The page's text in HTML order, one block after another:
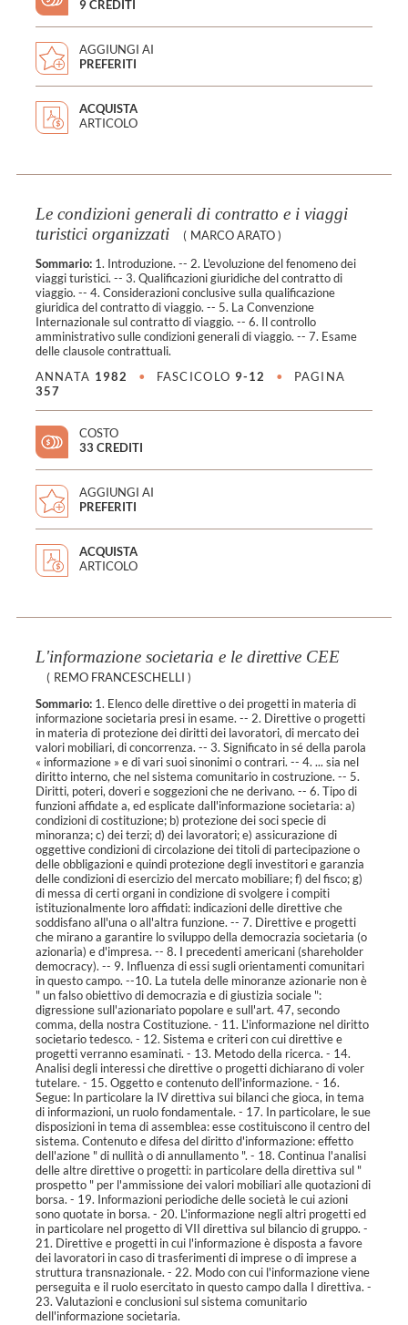
9 CREDITI
AGGIUNGI AI
PREFERITI
ACQUISTA
ARTICOLO
Le condizioni generali di contratto e i viaggi
turistici organizzati
( MARCO ARATO )
Sommario:1. Introduzione. -- 2. L'evoluzione del fenomeno dei
viaggi turistici. -- 3. Qualificazioni giuridiche del contratto di
viaggio. -- 4. Considerazioni conclusive sulla qualificazione
giuridica del contratto di viaggio. -- 5. La Convenzione
Internazionale sul contratto di viaggio. -- 6. Il controllo
amministrativo sulle condizioni generali di viaggio. -- 7. Esame
delle clausole contrattuali.
ANNATA 1982 • FASCICOLO 9-12 •
PAGINA
357
COSTO
33 CREDITI
AGGIUNGI AI
PREFERITI
ACQUISTA
ARTICOLO
L'informazione societaria e le direttive CEE
( REMO FRANCESCHELLI )
Sommario:1. Elenco delle direttive o dei progetti in materia di
informazione societaria presi in esame. -- 2. Direttive o progetti
in materia di protezione dei diritti dei lavoratori, di mercato dei
valori mobiliari, di concorrenza. -- 3. Significato in sé della parola
« informazione » e di vari suoi sinonimi o contrari. -- 4. ... sia nel
diritto interno, che nel sistema comunitario in costruzione. -- 5.
Diritti, poteri, doveri e soggezioni che ne derivano. -- 6. Tipo di
funzioni affidate a, ed esplicate dall'informazione societaria: a)
condizioni di costituzione; b) protezione dei soci specie di
minoranza; c) dei terzi; d) dei lavoratori; e) assicurazione di
oggettive condizioni di circolazione dei titoli di partecipazione o
delle obbligazioni e quindi protezione degli investitori e garanzia
delle condizioni di esercizio del mercato mobiliare; f) del fisco; g)
di messa di certi organi in condizione di svolgere i compiti
istituzionalmente loro affidati: indicazioni delle direttive che
soddisfano all'una o all'altra funzione. -- 7. Direttive e progetti
che mirano a garantire lo sviluppo della democrazia societaria (o
azionaria) e d'impresa. -- 8. I precedenti americani (shareholder
democracy). -- 9. Influenza di essi sugli orientamenti comunitari
in questo campo. --10. La tutela delle minoranze azionarie non è
" un falso obiettivo di democrazia e di giustizia sociale ":
digressione sull'azionariato popolare e sull'art. 47, secondo
comma, della nostra Costituzione. - 11. L'informazione nel diritto
societario tedesco. - 12. Sistema e criteri con cui direttive e
progetti verranno esaminati. - 13. Metodo della ricerca. - 14.
Analisi degli interessi che direttive o progetti dichiarano di voler
tutelare. - 15. Oggetto e contenuto dell'informazione. - 16.
Segue: In particolare la IV direttiva sui bilanci che gioca, in tema
di informazioni, un ruolo fondamentale. - 17. In particolare, le sue
disposizioni in tema di assemblea: esse costituiscono il centro del
sistema. Contenuto e difesa del diritto d'informazione: effetto
dell'azione " di nullità o di annullamento ". - 18. Continua l'analisi
delle altre direttive o progetti: in particolare della direttiva sul "
prospetto " per l'ammissione dei valori mobiliari alle quotazioni di
borsa. - 19. Informazioni periodiche delle società le cui azioni
sono quotate in borsa. - 20. L'informazione negli altri progetti ed
in particolare nel progetto di VII direttiva sul bilancio di gruppo. -
21. Direttive e progetti in cui l'informazione è disposta a favore
dei lavoratori in caso di trasferimenti di imprese o di imprese a
struttura transnazionale. - 22. Modo con cui l'informazione viene
perseguita e il ruolo esercitato in questo campo dalla I direttiva. -
23. Valutazioni e conclusioni sul sistema comunitario
dell'informazione societaria.